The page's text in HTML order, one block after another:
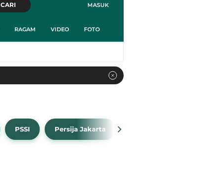
MASUK
CARI
RAGAM VIDEO FOTO
PSSI Persija Jakarta